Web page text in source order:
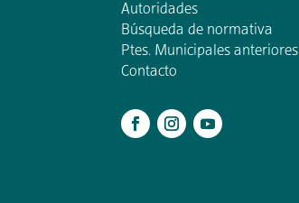
Autoridades
Búsqueda de normativa
Ptes. Municipales anteriores
Contacto